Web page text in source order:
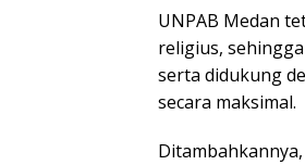
UNPAB Medan
religius,
serta didukung
secara maksimal.